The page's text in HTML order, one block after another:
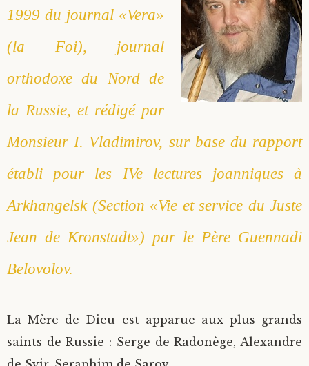
1999 du journal «Vera»
(la Foi), journal
orthodoxe du Nord de
la Russie, et rédigé par
Monsieur I. Vladimirov, sur base du rapport
établi pour les IVe lectures joanniques à
Arkhangelsk (Section «Vie et service du Juste
Jean de Kronstadt») par le Père Guennadi
Belovolov.
La Mère de Dieu est apparue aux plus grands
saints de Russie : Serge de Radonège, Alexandre